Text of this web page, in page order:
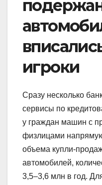
игроки
Сразу несколько
сервисы по
у граждан машин с
физлицами
объема купли-
автомобилей,
3,5–3,6 млн в год.